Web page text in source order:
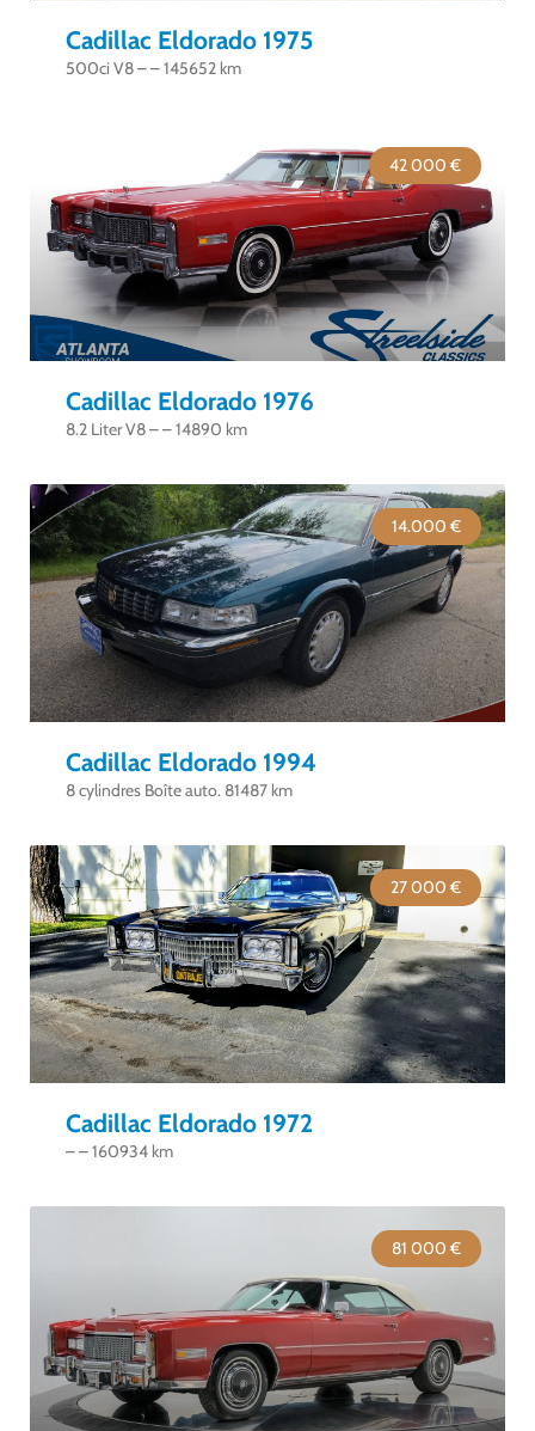
Cadillac Eldorado 1975
500ci V8 – – 145652 km
42 000 €
Cadillac Eldorado 1976
8.2 Liter V8 – – 14890 km
14.000 €
Cadillac Eldorado 1994
8 cylindres Boîte auto. 81487 km
27 000 €
Cadillac Eldorado 1972
– – 160934 km
81 000 €